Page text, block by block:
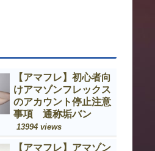
【アマフレ】初心者向
けアマゾンフレックス
のアカウント停止注意
事項 通称垢バン
13994 views
【アマフレ】アマゾン